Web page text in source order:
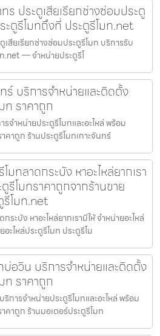
ร ประตูเสียเรียกช่างซ่อมประตู
ตูรีโมทถึงที่ ประตูรีโมท.net
สียเรียกช่างซ่อมประตูรีโมท บริการรับ
.net — จำหน่ายประตูรีโ
ร์ บริการจำหน่ายและติดตั้ง
ท ราคาถูก
จำหน่ายประตูรีโมทและอะไหล่ พร้อม
าถูก ร้านประตูรีโมทเกาะจันทร์
มทลาดกระบัง หาอะไหล่ยากเรา
รีโมทราคาถูกจากร้านขาย
รีโมท.net
ระบัง หาอะไหล่ยากเรามีให้ จำหน่ายอะไหล่
ะไหล่ประตูรีโมท ประตูรีโม
บ่อวิน บริการจำหน่ายและติดตั้ง
ท ราคาถูก
การจำหน่ายประตูรีโมทและอะไหล่ พร้อม
าถูก ร้านมอเตอร์ประตูรีโมท